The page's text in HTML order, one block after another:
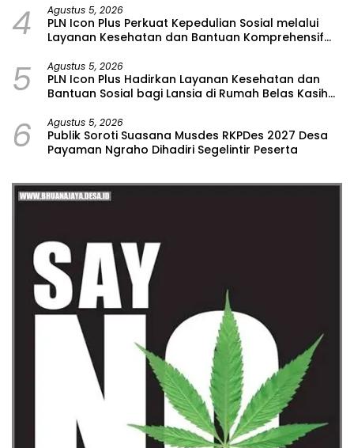
4 Agustus 5, 2026
PLN Icon Plus Perkuat Kepedulian Sosial melalui
Layanan Kesehatan dan Bantuan Komprehensif
5 Agustus 5, 2026
PLN Icon Plus Hadirkan Layanan Kesehatan dan
Bantuan Sosial bagi Lansia di Rumah Belas Kasih
6 Agustus 5, 2026
Publik Soroti Suasana Musdes RKPDes 2027 Desa
Payaman Ngraho Dihadiri Segelintir Peserta